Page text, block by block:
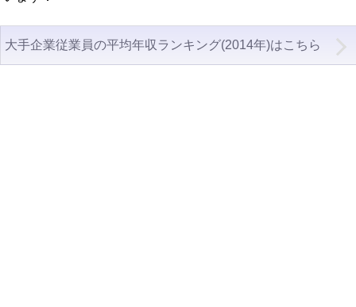
大手企業従業員の平均年収ランキング(2014年)はこちら